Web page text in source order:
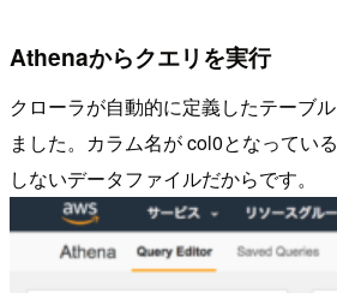
Athenaからクエリを実行
クローラが自動的に定義したテーブ
ました。カラム名が col0となってい
しないデータファイルだからです。